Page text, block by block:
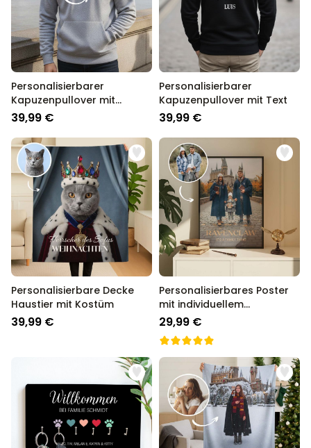
Personalisierbarer
Kapuzenpullover mit
deinem Haustier als Comic
39,99 €
Personalisierbarer
Kapuzenpullover mit Text
39,99 €
Personalisierbare Decke
Haustier mit Kostüm
39,99 €
Personalisierbares Poster
mit individuellem
Zauberdesign
29,99 €